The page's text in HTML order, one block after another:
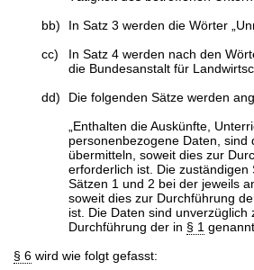
bb)
In Satz 3 werden die Wörter
cc)
In Satz 4 werden nach den
die Bundesanstalt für
dd)
Die folgenden Sätze werden
„Enthalten die Auskünfte,
personenbezogene Daten, sind
übermitteln, soweit dies zur
erforderlich ist. Die
Sätzen 1 und 2 bei der jeweils
soweit dies zur Durchführung
ist. Die Daten sind
Durchführung der in § 1
§ 6wird wie folgt gefasst: